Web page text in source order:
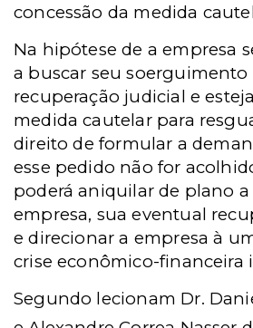
concessão da medida
Na hipótese de a empresa
a buscar seu soerguimento
recuperação judicial e
medida cautelar para
direito de formular a
esse pedido não for
poderá aniquilar de plano a
empresa, sua eventual
e direcionar a empresa à
crise econômico-financeira
Segundo lecionam Dr.